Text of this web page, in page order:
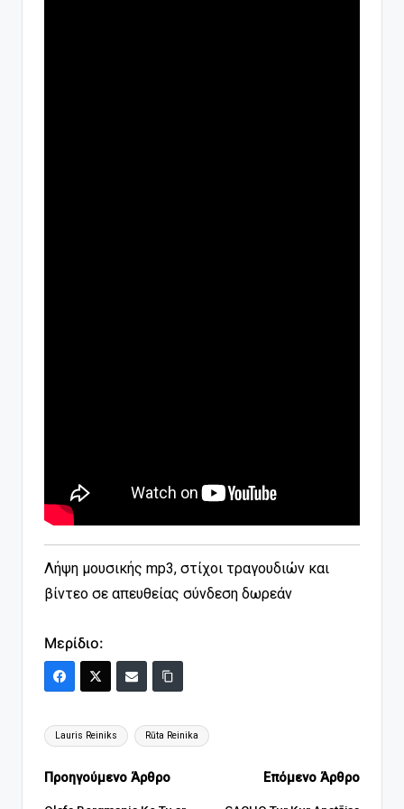
Λήψη μουσικής mp3, στίχοι τραγουδιών και
βίντεο σε απευθείας σύνδεση δωρεάν
Μερίδιο:
Ετικέτες:
Lauris Reiniks Rūta Reinika
Πλοήγηση
Προηγούμενο Άρθρο Επόμενο Άρθρο